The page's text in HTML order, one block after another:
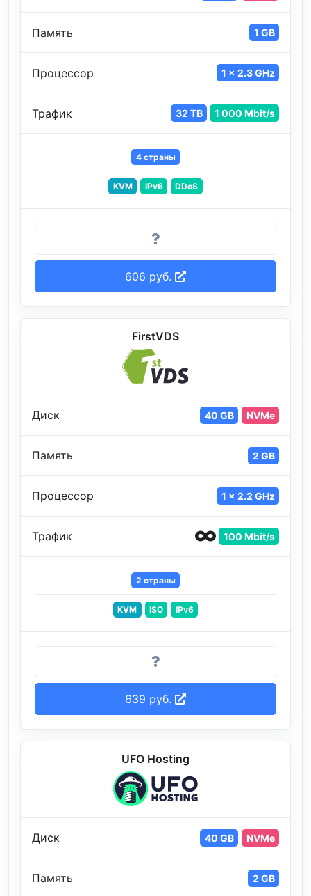
Память 1 GB
Процессор 1 x 2.3 GHz
Трафик 32 TB 1 000 Mbit/s
4 страны
KVM IPv6 DDoS
606 руб.
FirstVDS
Диск 40 GB NVMe
Память 2 GB
Процессор 1 x 2.2 GHz
Трафик 100 Mbit/s
2 страны
KVM ISO IPv6
639 руб.
UFO Hosting
Диск 40 GB NVMe
Память 2 GB